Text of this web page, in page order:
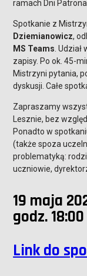
ramach Dni
Spotkanie z
Dziemianowicz,
MS Teams .
zapisy. Po ok. 45-
Mistrzyni pytania,
dyskusji. Całe
Zapraszamy
Lesznie, bez
Ponadto w
(także spoza
problematyką:
uczniowie,
19 maja
godz. 18:00
Link do